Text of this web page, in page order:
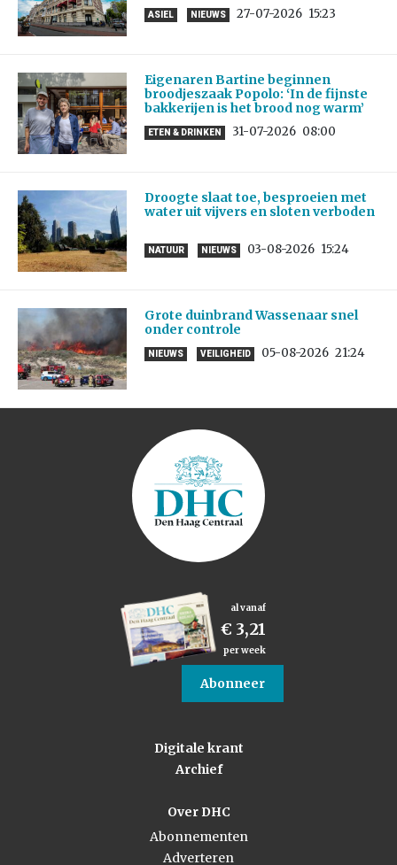
ASIEL NIEUWS 27-07-2026 15:23
Eigenaren Bartine beginnen
broodjeszaak Popolo: ‘In de fijnste
bakkerijen is het brood nog warm’
ETEN & DRINKEN 31-07-2026 08:00
Droogte slaat toe, besproeien met
water uit vijvers en sloten verboden
NATUUR NIEUWS 03-08-2026 15:24
Grote duinbrand Wassenaar snel
onder controle
NIEUWS VEILIGHEID 05-08-2026 21:24
al vanaf
€ 3,21
per week
Abonneer
Digitale krant
Archief
Over DHC
Abonnementen
Adverteren